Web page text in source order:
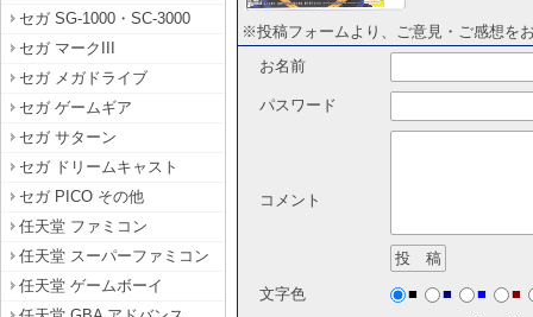
セガ SG-1000・SC-3000
セガ マークIII
セガ メガドライブ
セガ ゲームギア
セガ サターン
セガ ドリームキャスト
セガ PICO その他
任天堂 ファミコン
任天堂 スーパーファミコン
任天堂 ゲームボーイ
※投稿フォームより、ご意見・ご感想を
お名前
パスワード
コメント
文字色 ■ ■ ■ ■